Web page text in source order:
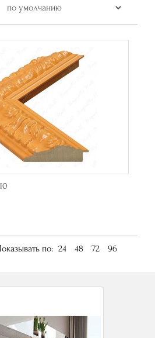
по: 24 48 72 96